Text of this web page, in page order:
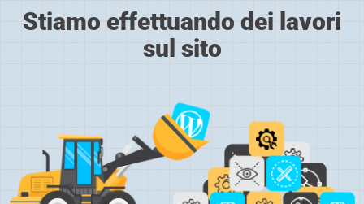
Stiamo effettuando dei lavori
sul sito